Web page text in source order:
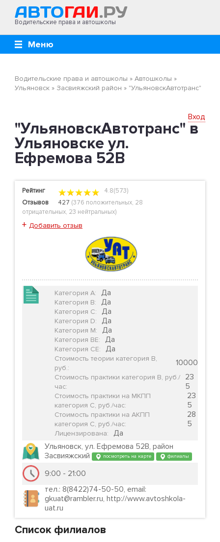
Водительские права и автошколы
Меню
Водительские права и автошколы » Автошколы »
Ульяновск » Засвияжский район » "УльяновскАвтотранс"
Вход
"УльяновскАвтотранс" в
Ульяновске ул.
Ефремова 52В
Рейтинг
4.8(573)
Отзывов
427 (376 положительных, 28
отрицательных, 23 нейтральных)
+ Добавить отзыв
Категория А: Да
Категория B: Да
Категория C: Да
Категория D: Да
Категория М: Да
Категория BE: Да
Категория CE: Да
Стоимость теории категория B,
руб.:
10000
Стоимость практики категория B, руб./
час:
23
5
Стоимость практики на МКПП
категория С, руб./час:
23
5
Стоимость практики на АКПП
категория С, руб./час:
28
5
Лицензирована:
Да
Ульяновск, ул. Ефремова 52В, район
Засвияжский
посмотреть на карте филиалы
9:00 - 21:00
тел.: 8(8422)74-50-50, email:
gkuat@rambler.ru, http://www.avtoshkola-
uat.ru
Список филиалов